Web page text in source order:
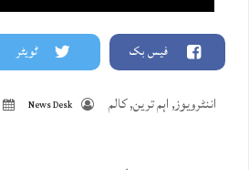
فیس بک ٹویٹر
اننٹرویوز,اہم ترین,کالم News Desk